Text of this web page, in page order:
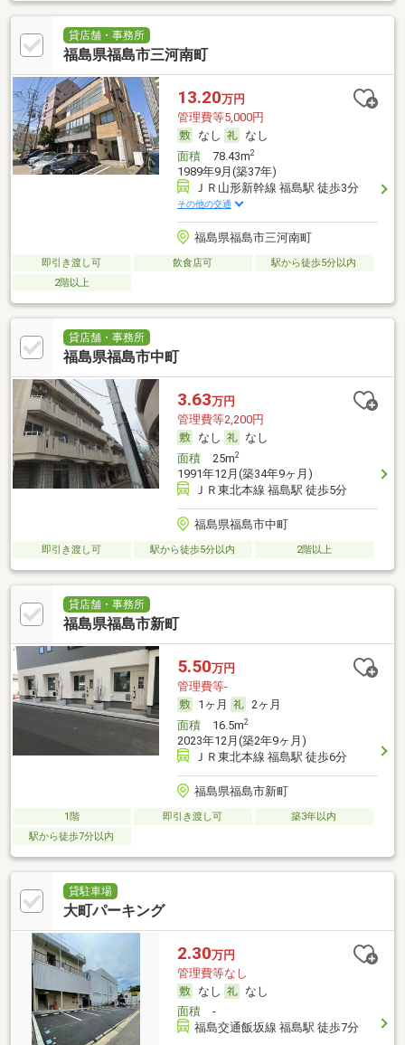
貸店舗・事務所
福島県福島市三河南町
13.20万円
管理費等5,000円
なし
なし
面積78.43m2
1989年9月(築37年)
ＪＲ山形新幹線 福島駅 徒歩3分
その他の交通
福島県福島市三河南町
即引き渡し可 飲食店可
駅から徒歩5分以内
2階以上
貸店舗・事務所
福島県福島市中町
3.63万円
管理費等2,200円
なし
なし
面積25m2
1991年12月(築34年9ヶ月)
ＪＲ東北本線 福島駅 徒歩5分
福島県福島市中町
即引き渡し可 駅から徒歩5分以内 2階以上
貸店舗・事務所
福島県福島市新町
5.50万円
管理費等-
1ヶ月
2ヶ月
面積16.5m2
2023年12月(築2年9ヶ月)
ＪＲ東北本線 福島駅 徒歩6分
福島県福島市新町
1階 即引き渡し可
築3年以内
駅から徒歩7分以内
貸駐車場
大町パーキング
2.30万円
管理費等なし
なし
なし
面積-
福島交通飯坂線 福島駅 徒歩7分